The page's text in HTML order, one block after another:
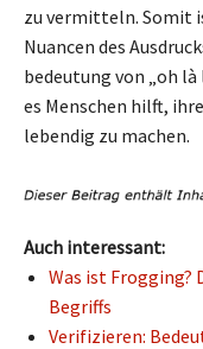
zu vermitteln. Somit
Nuancen des
bedeutung von „oh là
es Menschen hilft,
lebendig zu machen.
Auch interessant:
Was ist Frogging?
Begriffs
Verifizieren: